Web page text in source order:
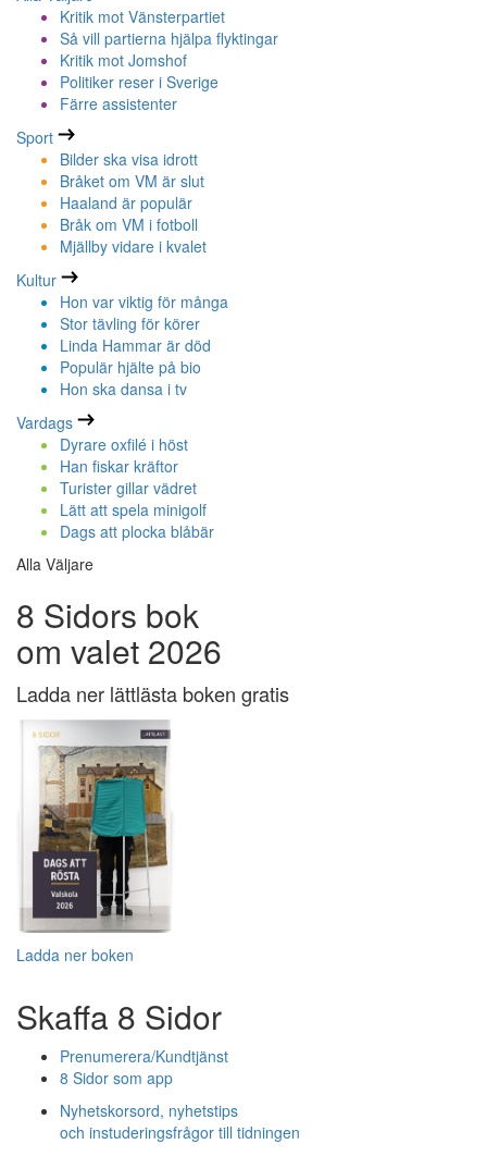
Kritik mot Vänsterpartiet
Så vill partierna hjälpa flyktingar
Kritik mot Jomshof
Politiker reser i Sverige
Färre assistenter
Sport
Bilder ska visa idrott
Bråket om VM är slut
Haaland är populär
Bråk om VM i fotboll
Mjällby vidare i kvalet
Kultur
Hon var viktig för många
Stor tävling för körer
Linda Hammar är död
Populär hjälte på bio
Hon ska dansa i tv
Vardags
Dyrare oxfilé i höst
Han fiskar kräftor
Turister gillar vädret
Lätt att spela minigolf
Dags att plocka blåbär
Alla Väljare
8 Sidors bok
om valet 2026
Ladda ner lättlästa boken gratis
Ladda ner boken
Skaffa 8 Sidor
Prenumerera/Kundtjänst
8 Sidor som app
Nyhetskorsord, nyhetstips
och instuderingsfrågor till tidningen